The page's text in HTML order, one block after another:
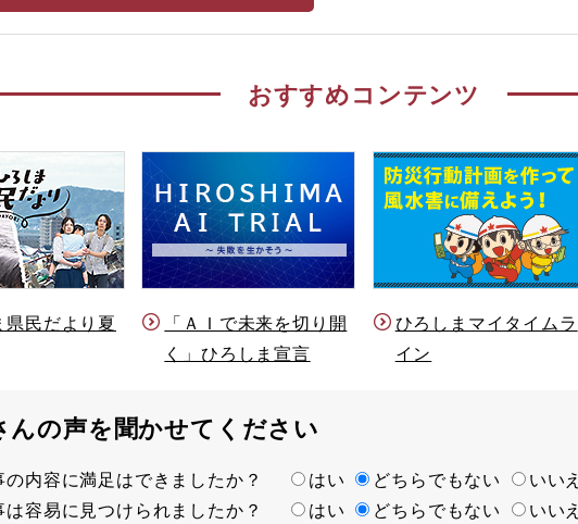
おすすめコンテンツ
県民だより夏
「ＡＩで未来を切り開
く」ひろしま宣言
ひろしまマイタイムラ
イン
んの声を聞かせてください
の内容に満足はできましたか？ はい どちらでもない
いいえ
は容易に見つけられましたか？ はい どちらでもない いいえ